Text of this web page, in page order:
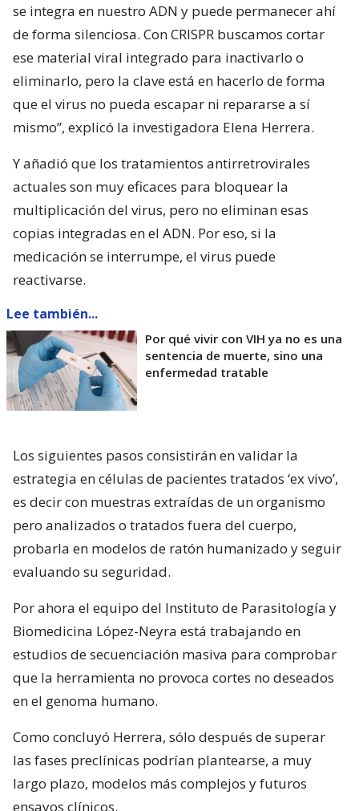
se integra en nuestro ADN y puede permanecer ahí
de forma silenciosa. Con CRISPR buscamos cortar
ese material viral integrado para inactivarlo o
eliminarlo, pero la clave está en hacerlo de forma
que el virus no pueda escapar ni repararse a sí
mismo”, explicó la investigadora Elena Herrera.
Y añadió que los tratamientos antirretrovirales
actuales son muy eficaces para bloquear la
multiplicación del virus, pero no eliminan esas
copias integradas en el ADN. Por eso, si la
medicación se interrumpe, el virus puede
reactivarse.
Lee también...
Por qué vivir con VIH ya no es una
sentencia de muerte, sino una
enfermedad tratable
Los siguientes pasos consistirán en validar la
estrategia en células de pacientes tratados ‘ex vivo’,
es decir con muestras extraídas de un organismo
pero analizados o tratados fuera del cuerpo,
probarla en modelos de ratón humanizado y seguir
evaluando su seguridad.
Por ahora el equipo del Instituto de Parasitología y
Biomedicina López-Neyra está trabajando en
estudios de secuenciación masiva para comprobar
que la herramienta no provoca cortes no deseados
en el genoma humano.
Como concluyó Herrera, sólo después de superar
las fases preclínicas podrían plantearse, a muy
largo plazo, modelos más complejos y futuros
ensayos clínicos.